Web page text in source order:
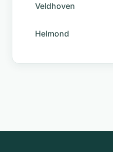
Veldhoven
Helmond